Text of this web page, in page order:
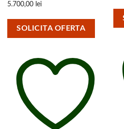
5.700,00 lei
SOLICITA OFERTA